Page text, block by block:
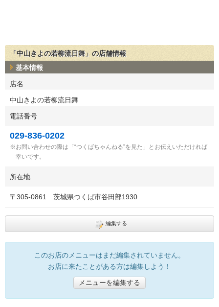
「中山きよの若柳流日舞」の店舗情報
基本情報
店名
中山きよの若柳流日舞
電話番号
029-836-0202
お問い合わせの際は「“つくばちゃんねる”を見た」とお伝えいただければ
幸いです。
所在地
〒 305-0861 茨城県つくば市谷田部1930
編集する
このお店のメニューはまだ編集されていません。
お店に来たことがある方は編集しよう！
メニューを編集する